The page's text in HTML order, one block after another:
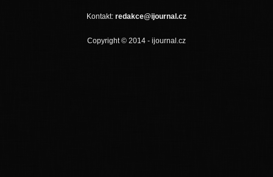
Kontakt: redakce@ijournal.cz
Copyright © 2014 - ijournal.cz